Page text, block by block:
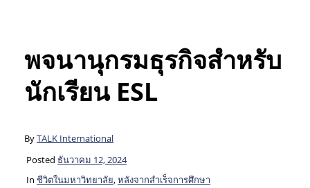
พจนานุกรมธุรกิจสำหรับ
นักเรียน ESL
ByTALK International
Posted ธันวาคม 12, 2024
In ชีวิตในมหาวิทยาลัย,หลังจากสำเร็จการศึกษา